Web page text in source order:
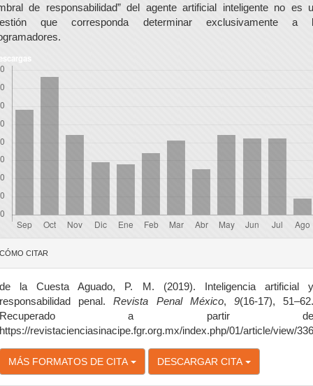
de responsabilidad” del agente artificial inteligente no es
que corresponda determinar exclusivamente a
CÓMO CITAR
de la Cuesta Aguado, P. M. (2019). Inteligencia artificial y
responsabilidad penal.Revista Penal México, 9(16-17),
Recuperado a partir de
https://revistacienciasinacipe.fgr.org.mx/index.php/01/article/view/336
MÁS FORMATOS DE CITA DESCARGAR CITA